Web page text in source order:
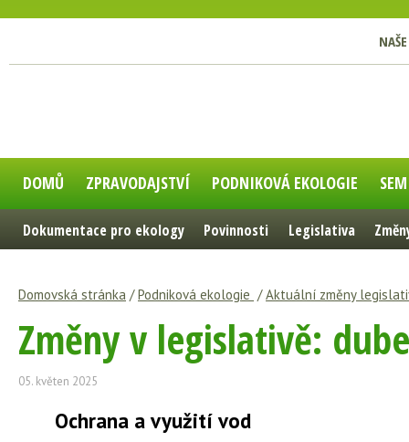
DOMŮ ZPRAVODAJSTVÍ PODNIKOVÁ EKOLOGIE
Dokumentace pro ekology Povinnosti Legislativa
Domovská stránka /Podniková ekologie /Aktuální změny
Změny v legislativě:
05. květen 2025
Ochrana a využití vod